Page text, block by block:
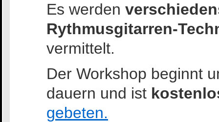
Es werden
Rythmusgitarren-
vermittelt.
Der Workshop beginnt
dauern und ist
gebeten.